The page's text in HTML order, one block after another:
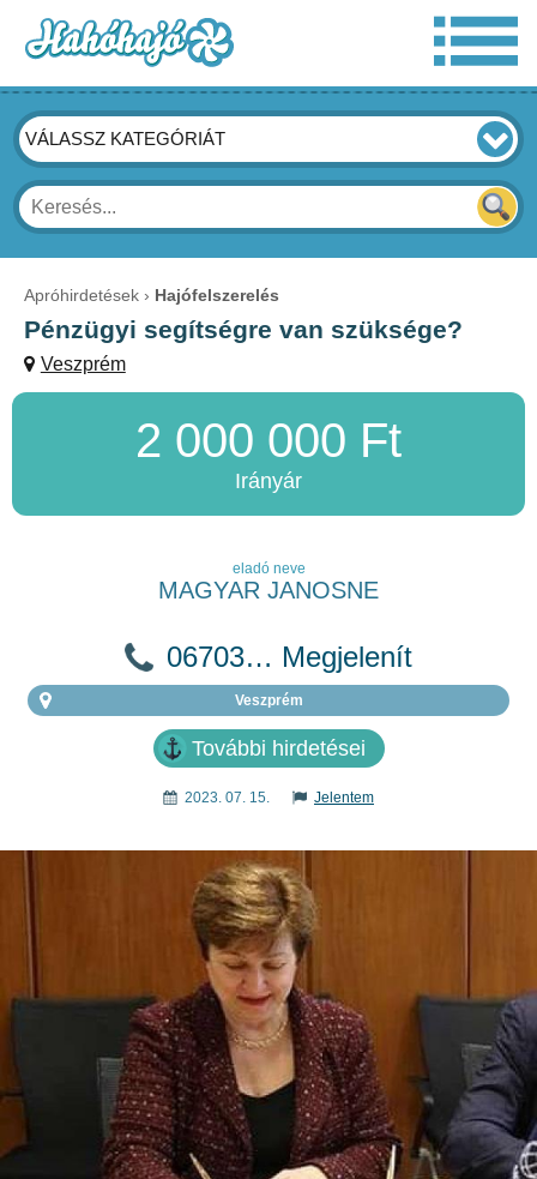
VÁLASSZ KATEGÓRIÁT
Apróhirdetések Hajófelszerelés
Pénzügyi segítségre van szüksége?
Veszprém
2 000 000 Ft
Irányár
eladó neve
MAGYAR JANOSNE
06703… Megjelenít
Veszprém
További hirdetései
2023. 07. 15. Jelentem